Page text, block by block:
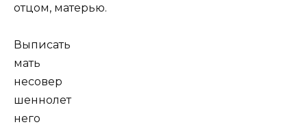
отцом, матерью.
Выписать
мать
несовер
шеннолет
него